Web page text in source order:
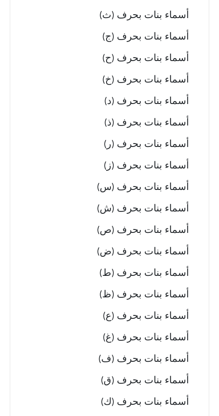
أسماء بنات بحرف (ث)
أسماء بنات بحرف (ج)
أسماء بنات بحرف (ح)
أسماء بنات بحرف (خ)
أسماء بنات بحرف (د)
أسماء بنات بحرف (ذ)
أسماء بنات بحرف (ر)
أسماء بنات بحرف (ز)
أسماء بنات بحرف (س)
أسماء بنات بحرف (ش)
أسماء بنات بحرف (ص)
أسماء بنات بحرف (ض)
أسماء بنات بحرف (ط)
أسماء بنات بحرف (ظ)
أسماء بنات بحرف (ع)
أسماء بنات بحرف (غ)
أسماء بنات بحرف (ف)
أسماء بنات بحرف (ق)
أسماء بنات بحرف (ك)